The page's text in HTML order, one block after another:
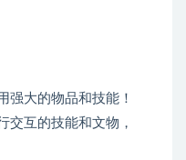
强大的物品和技能！
交互的技能和文物，